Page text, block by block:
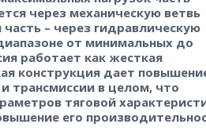
через механическую ветвь
– через гидравлическую
от минимальных до
работает как жесткая
конструкция дает
трансмиссии в целом, что
тяговой
его